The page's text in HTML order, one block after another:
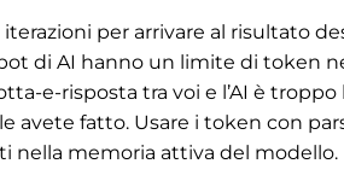
per arrivare al risultato
di AI hanno un limite di token
e-risposta tra voi e l’AI è troppo
avete fatto. Usare i token con
nella memoria attiva del modello.